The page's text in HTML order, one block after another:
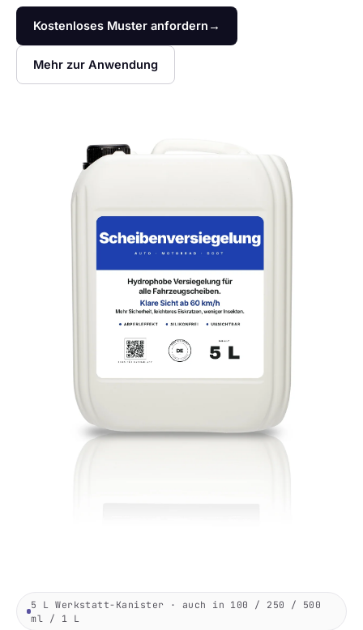
Kostenloses Muster anfordern →
Mehr zur Anwendung
5 L Werkstatt-Kanister · auch in 100 / 250 / 500
ml / 1 L